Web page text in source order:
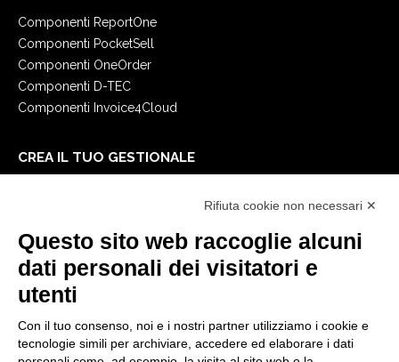
Componenti ReportOne
Componenti PocketSell
Componenti OneOrder
Componenti D-TEC
Componenti Invoice4Cloud
CREA IL TUO GESTIONALE
E-Book
Blog
NOTE LEGALI
Informative Privacy
Rifiuta cookie non necessari ✕
Questo sito web raccoglie alcuni
dati personali dei visitatori e
utenti
Con il tuo consenso, noi e i nostri partner utilizziamo i cookie e
tecnologie simili per archiviare, accedere ed elaborare i dati